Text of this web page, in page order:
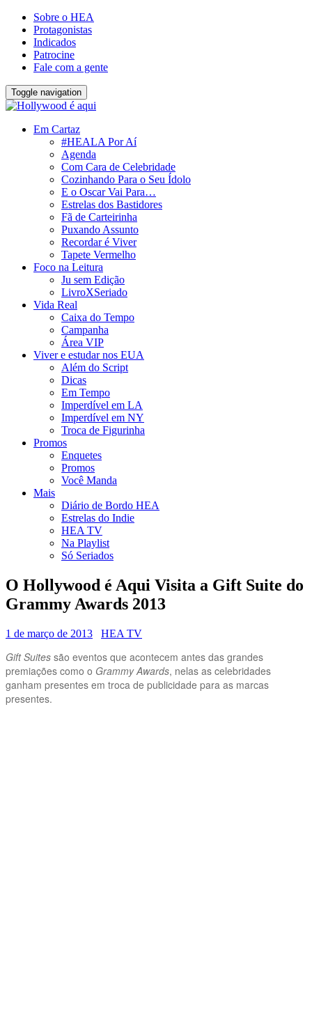
Sobre o HEA
Protagonistas
Indicados
Patrocine
Fale com a gente
Toggle navigation
Em Cartaz
#HEALA Por Aí
Agenda
Com Cara de Celebridade
Cozinhando Para o Seu Ídolo
E o Oscar Vai Para…
Estrelas dos Bastidores
Fã de Carteirinha
Puxando Assunto
Recordar é Viver
Tapete Vermelho
Foco na Leitura
Ju sem Edição
LivroXSeriado
Vida Real
Caixa do Tempo
Campanha
Área VIP
Viver e estudar nos EUA
Além do Script
Dicas
Em Tempo
Imperdível em LA
Imperdível em NY
Troca de Figurinha
Promos
Enquetes
Promos
Você Manda
Mais
Diário de Bordo HEA
Estrelas do Indie
HEA TV
Na Playlist
Só Seriados
O Hollywood é Aqui Visita a Gift Suite do
Grammy Awards 2013
1 de março de 2013 HEA TV
Gift Suites são eventos que acontecem antes das grandes
premiações como o Grammy Awards, nelas as celebridades
ganham presentes em troca de publicidade para as marcas
presentes.